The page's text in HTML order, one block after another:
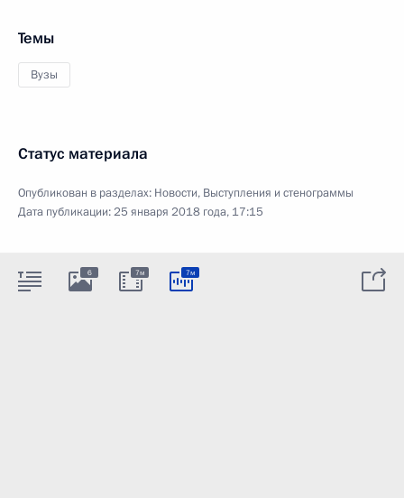
Темы
Вузы
Статус материала
Опубликован в разделах: Новости, Выступления и стенограммы
Дата публикации:25 января 2018 года, 17:15
6 7м 7м